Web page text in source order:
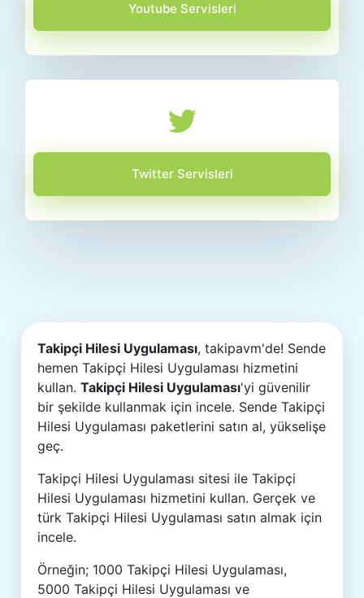
Youtube Servisleri
Twitter Servisleri
Takipçi Hilesi Uygulaması, takipavm'de! Sende
hemen Takipçi Hilesi Uygulaması hizmetini
kullan.Takipçi Hilesi Uygulaması'yi güvenilir
bir şekilde kullanmak için incele. Sende Takipçi
Hilesi Uygulaması paketlerini satın al, yükselişe
geç.
Takipçi Hilesi Uygulaması sitesi ile Takipçi
Hilesi Uygulaması hizmetini kullan. Gerçek ve
türk Takipçi Hilesi Uygulaması satın almak için
incele.
Örneğin; 1000 Takipçi Hilesi Uygulaması,
5000 Takipçi Hilesi Uygulaması ve